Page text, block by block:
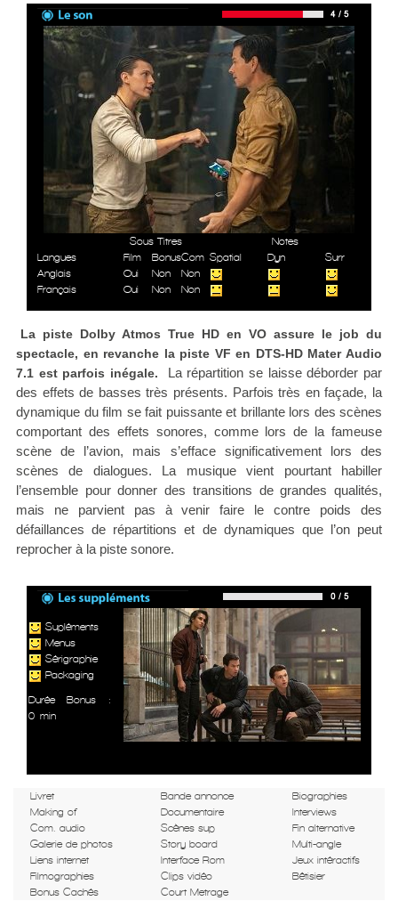
Sous Titres
Notes
Langues
Film BonusCom Spatial Dyn
Surr
Anglais
Oui Non
Non
Français
Oui Non Non
La piste Dolby Atmos True HD en VO assure le job du
spectacle, en revanche la piste VF en DTS-HD Mater Audio
7.1 est parfois inégale.
La répartition se laisse déborder par
des effets de basses très présents. Parfois très en façade, la
dynamique du film se fait puissante et brillante lors des scènes
comportant des effets sonores, comme lors de la fameuse
scène de l’avion, mais s’efface significativement lors des
scènes de dialogues. La musique vient pourtant habiller
l’ensemble pour donner des transitions de grandes qualités,
mais ne parvient pas à venir faire le contre poids des
défaillances de répartitions et de dynamiques que l’on peut
reprocher à la piste sonore.
Supléments
Menus
Sérigraphie
Packaging
Durée Bonus :
0 min
Livret Bande annonce
Biographies
Making of
Documentaire
Interviews
Com. audio
Scènes sup
Fin alternative
Galerie de photos
Story board
Multi-angle
Liens internet
Interface Rom
Jeux intéractifs
Filmographies
Clips vidéo
Bêtisier
Bonus Cachés
Court Metrage